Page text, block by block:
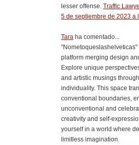
lesser offense. Traffic
5 de septiembre de 2023 a
Tara ha comentado...
"Nometoqueslashelveticas"
platform merging design
Explore unique
and artistic musings
individuality. This space
conventional boundaries,
unconventional and
creativity and self-
yourself in a world where
limitless imagination.